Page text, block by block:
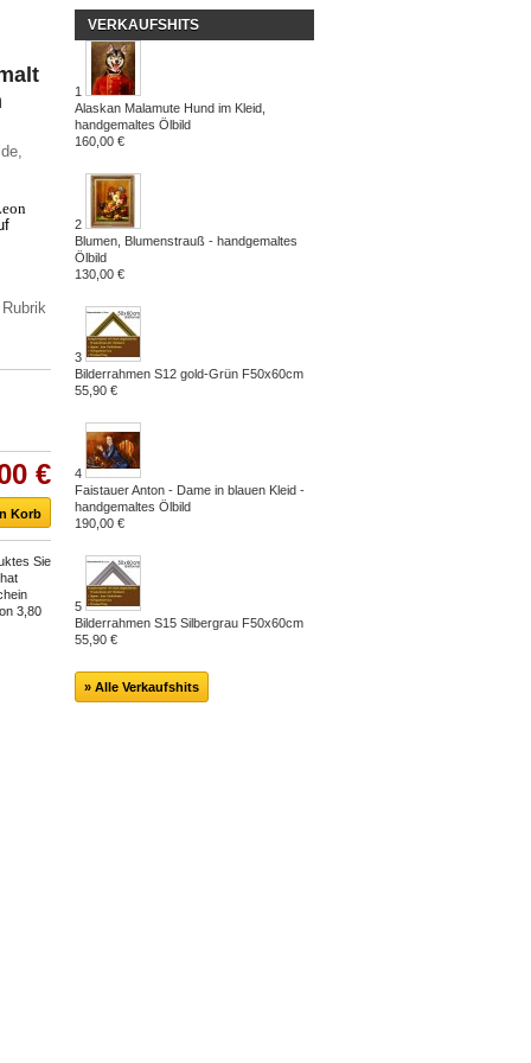
€
Sie
3,80
VERKAUFSHITS
1
Alaskan Malamute Hund im Kleid,
handgemaltes Ölbild
160,00 €
2
Blumen, Blumenstrauß - handgemaltes
Ölbild
130,00 €
3
Bilderrahmen S12 gold-Grün F50x60cm
55,90 €
4
Faistauer Anton - Dame in blauen Kleid -
handgemaltes Ölbild
190,00 €
5
Bilderrahmen S15 Silbergrau F50x60cm
55,90 €
» Alle Verkaufshits